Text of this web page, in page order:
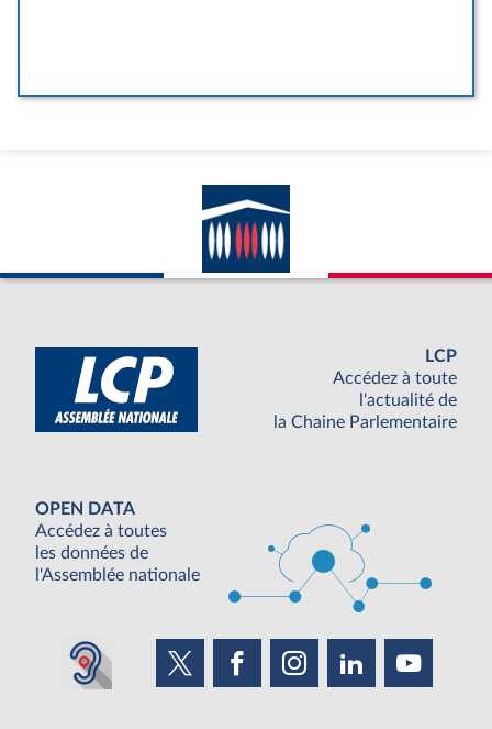
LCP
Accédez à toute
l'actualité de
la Chaine Parlementaire
OPEN DATA
Accédez à toutes
les données de
l'Assemblée nationale